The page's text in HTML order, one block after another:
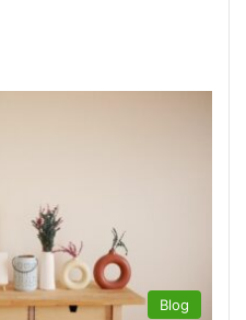
Blog